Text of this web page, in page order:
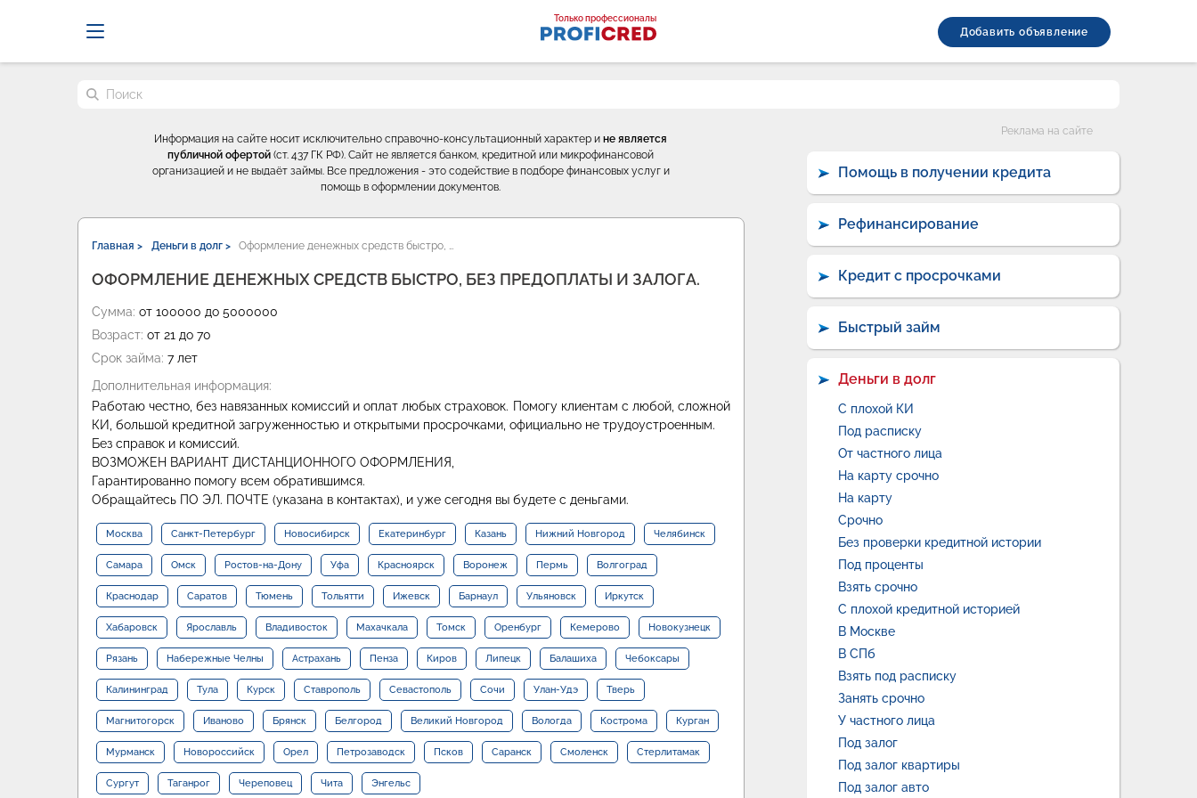
Только профессионалы
Добавить объявление
Поиск по сайту
Информация на сайте носит исключительно справочно-консультационный характер ине является
публичной офертой (ст. 437 ГК РФ). Сайт не является банком, кредитной или микрофинансовой
организацией и не выдаёт займы. Все предложения - это содействие в подборе финансовых услуг и
помощь в оформлении документов.
Главная > Деньги в долг > Оформление денежных средств быстро, …
ОФОРМЛЕНИЕ ДЕНЕЖНЫХ СРЕДСТВ БЫСТРО, БЕЗ ПРЕДОПЛАТЫ И ЗАЛОГА.
Сумма: от 100000 до 5000000
Возраст: от 21 до 70
Срок займа: 7 лет
Дополнительная информация:
Работаю честно, без навязанных комиссий и оплат любых страховок. Помогу клиентам с любой, сложной
КИ, большой кредитной загруженностью и открытыми просрочками, официально не трудоустроенным.
Без справок и комиссий.
ВОЗМОЖЕН ВАРИАНТ ДИСТАНЦИОННОГО ОФОРМЛЕНИЯ,
Гарантированно помогу всем обратившимся.
Обращайтесь ПО ЭЛ. ПОЧТЕ (указана в контактах), и уже сегодня вы будете с деньгами.
Москва Санкт-Петербург Новосибирск Екатеринбург Казань Нижний Новгород Челябинск
Самара Омск Ростов-на-Дону Уфа Красноярск Воронеж Пермь Волгоград
Краснодар Саратов Тюмень Тольятти Ижевск Барнаул Ульяновск Иркутск
Хабаровск Ярославль Владивосток Махачкала Томск Оренбург Кемерово Новокузнецк
Рязань Набережные Челны Астрахань Пенза Киров Липецк Балашиха Чебоксары
Калининград Тула Курск Ставрополь Севастополь Сочи Улан-Удэ Тверь
Магнитогорск Иваново Брянск Белгород Великий Новгород Вологда Кострома Курган
Мурманск Новороссийск Орел Петрозаводск Псков Саранск Смоленск Стерлитамак
Сургут Таганрог Череповец Чита Энгельс
Реклама на сайте
Помощь в получении кредита
Рефинансирование
Кредит с просрочками
Быстрый займ
Деньги в долг
С плохой КИ
Под расписку
От частного лица
На карту срочно
На карту
Срочно
Без проверки кредитной истории
Под проценты
Взять срочно
С плохой кредитной историей
В Москве
В СПб
Взять под расписку
Занять срочно
У частного лица
Под залог
Под залог квартиры
Под залог авто